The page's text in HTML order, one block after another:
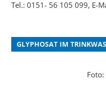
Tel.: 0151- 56 105 099, E-
GLYPHOSAT IM
Foto: